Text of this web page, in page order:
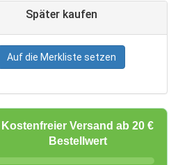
Später kaufen
Auf die Merkliste setzen
Kostenfreier Versand ab 20 €
Bestellwert